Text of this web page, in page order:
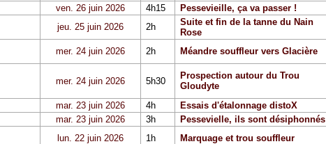
ven. 26 juin 2026 4h15 Pessevieille, ça va passer !
jeu. 25 juin 2026 2h
Suite et fin de la tanne du Nain
Rose
mer. 24 juin 2026 2h Méandre souffleur vers Glacière
mer. 24 juin 2026 5h30
Prospection autour du Trou
Gloudyte
mar. 23 juin 2026 4h Essais d'étalonnage distoX
mar. 23 juin 2026 3h Pessevielle, ils sont désiphonnés
lun. 22 juin 2026 1h Marquage et trou souffleur